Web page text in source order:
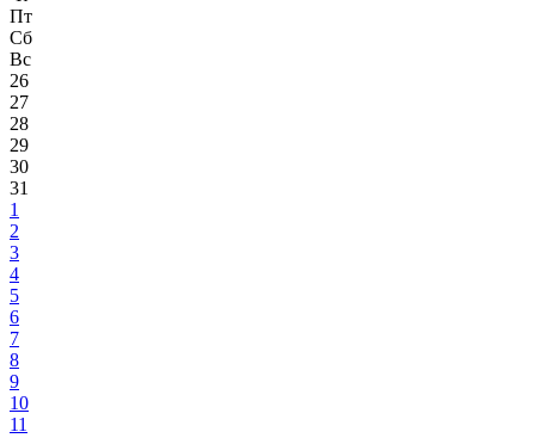
Пт
Сб
Вс
26
27
28
29
30
31
1
2
3
4
5
6
7
8
9
10
11